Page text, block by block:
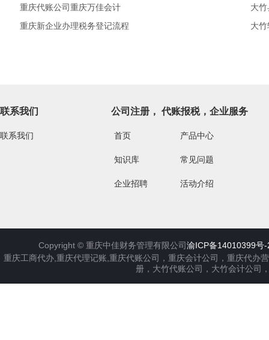
重庆代账公司重庆万佳会计
大
重庆新企业办理税务登记流程
大
联系我们
联系我们
公司注册， 代账报税，企业服务
首页 产品中心
知识库 常见问题
企业招聘 活动介绍
Copyright © 重庆中佳财务管理有限公司渝ICP备14010399号-
重庆工商代办,重庆代理记账,重庆代账公司，重庆会计公司，重庆代办
册，大竹代账公司，大竹会计公司